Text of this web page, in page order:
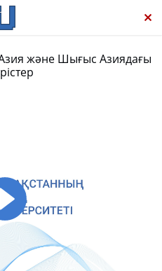
және Шығыс Азиядағы